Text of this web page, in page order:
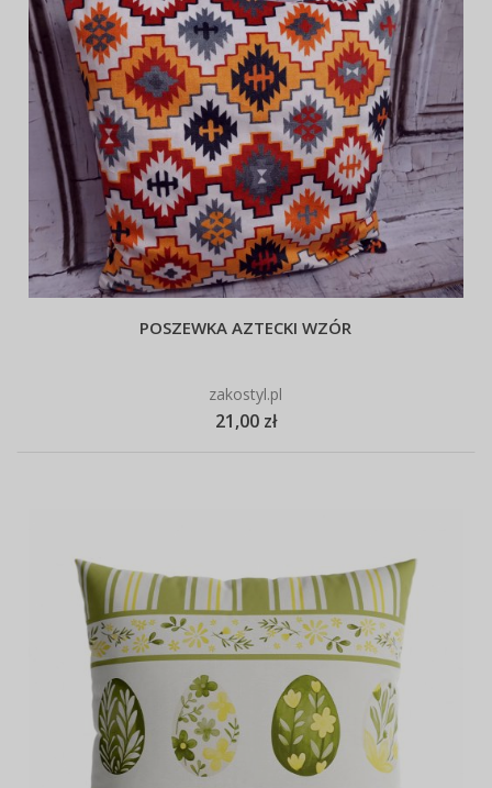
POSZEWKA AZTECKI WZÓR
zakostyl.pl
21,00 zł